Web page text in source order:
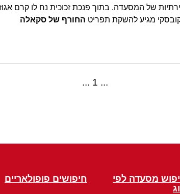
של המסעדה. בתוך פנכת זכוכית נח לו קרם
מגיע להשקת תפריט החורף של סקאלה
1
מסעדה לפי
חיפושים פופולאריים